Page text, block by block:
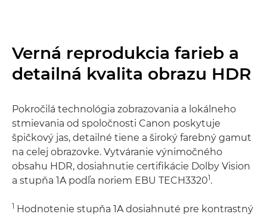
Verná reprodukcia farieb a
detailná kvalita obrazu HDR
Pokročilá technológia zobrazovania a lokálneho
stmievania od spoločnosti Canon poskytuje
špičkový jas, detailné tiene a široký farebný gamut
na celej obrazovke. Vytváranie výnimočného
obsahu HDR, dosiahnutie certifikácie Dolby Vision
a stupňa 1A podľa noriem EBU TECH33201.
1 Hodnotenie stupňa 1A dosiahnuté pre kontrastný